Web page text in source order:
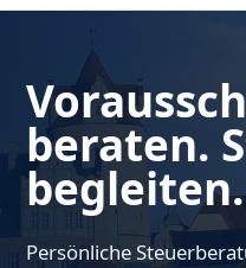
beraten.
begleiten.
Persönliche